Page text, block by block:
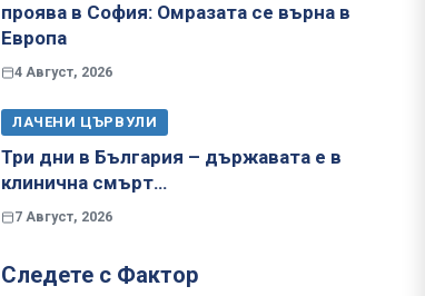
проява в София: Омразата се върна в
Европа
4 Август, 2026
ЛАЧЕНИ ЦЪРВУЛИ
Три дни в България – държавата е в
клинична смърт…
7 Август, 2026
Следете с Фактор